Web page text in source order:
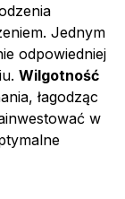
Jednym
odpowiedniej
Wilgotność
łagodząc
w